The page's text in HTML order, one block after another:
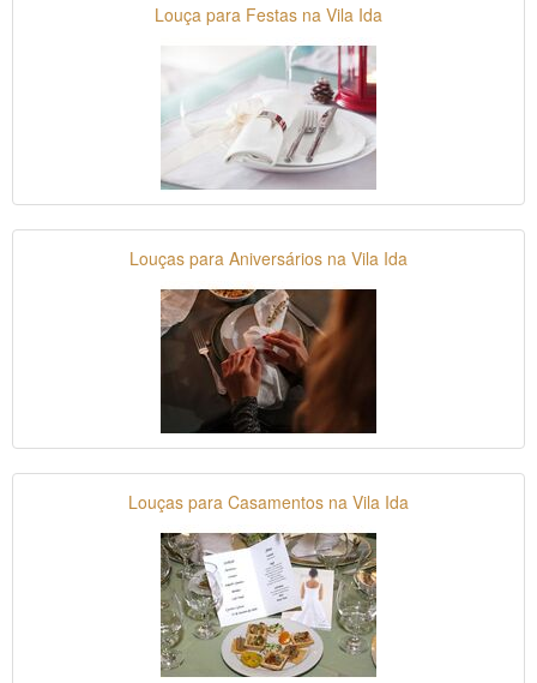
Louça para Festas na Vila Ida
Louças para Aniversários na Vila Ida
Louças para Casamentos na Vila Ida